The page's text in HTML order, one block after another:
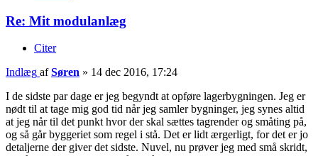
Re: Mit modulanlæg
Citer
Indlæg afSøren » 14 dec 2016, 17:24
I de sidste par dage er jeg begyndt at opføre lagerbygningen. Jeg er
nødt til at tage mig god tid når jeg samler bygninger, jeg synes altid
at jeg når til det punkt hvor der skal sættes tagrender og småting på,
og så går byggeriet som regel i stå. Det er lidt ærgerligt, for det er jo
detaljerne der giver det sidste. Nuvel, nu prøver jeg med små skridt,